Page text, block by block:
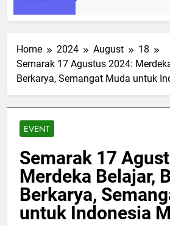
Home 2024 August
18
Semarak 17 Agustus 2024:
Berkarya, Semangat Muda untuk
EVENT
Semarak 17
Merdeka Belajar,
Berkarya,
untuk Indonesia